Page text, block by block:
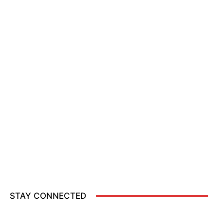
STAY CONNECTED